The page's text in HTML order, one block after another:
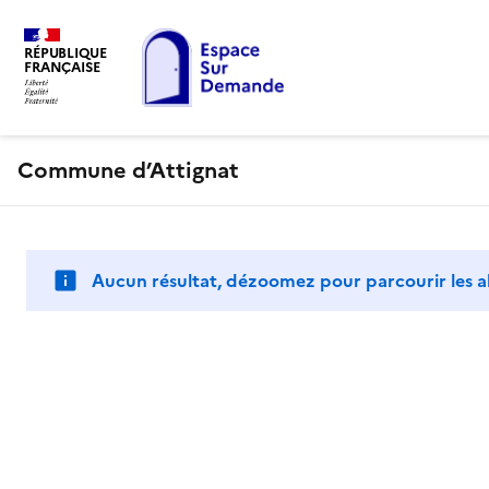
RÉPUBLIQUE
FRANÇAISE
Commune d’Attignat
Aucun résultat, dézoomez pour parcourir les